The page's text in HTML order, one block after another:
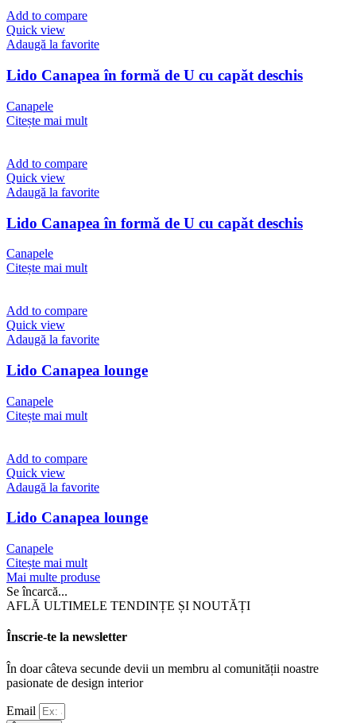
Add to compare
Quick view
Adaugă la favorite
Lido Canapea în formă de U cu capăt deschis
Canapele
Citește mai mult
Add to compare
Quick view
Adaugă la favorite
Lido Canapea în formă de U cu capăt deschis
Canapele
Citește mai mult
Add to compare
Quick view
Adaugă la favorite
Lido Canapea lounge
Canapele
Citește mai mult
Add to compare
Quick view
Adaugă la favorite
Lido Canapea lounge
Canapele
Citește mai mult
Mai multe produse
Se încarcă...
AFLĂ ULTIMELE TENDINȚE ȘI NOUTĂȚI
Înscrie-te la newsletter
În doar câteva secunde devii un membru al comunității noastre
pasionate de design interior
Email